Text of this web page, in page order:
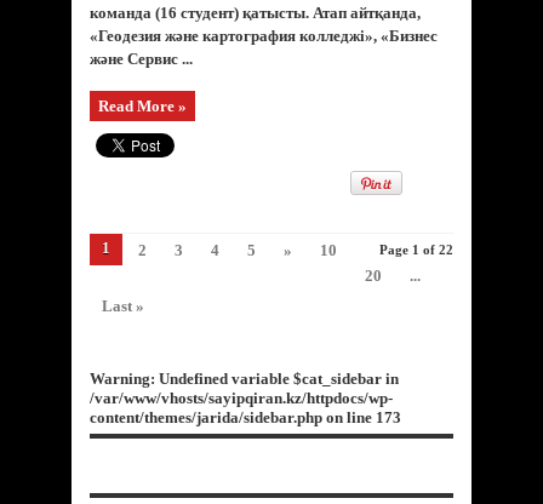
команда (16 студент) қатысты. Атап айтқанда,
«Геодезия және картография колледжі», «Бизнес
және Сервис ...
Read More »
Page 1 of 22
1 2 3 4 5 »
10
20
...
Last »
Warning: Undefined variable $cat_sidebar in
/var/www/vhosts/sayipqiran.kz/httpdocs/wp-
content/themes/jarida/sidebar.php on line 173